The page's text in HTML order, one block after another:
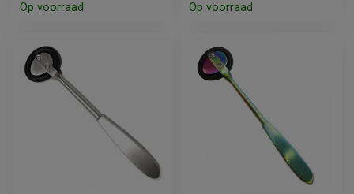
Op voorraad Op voorraad